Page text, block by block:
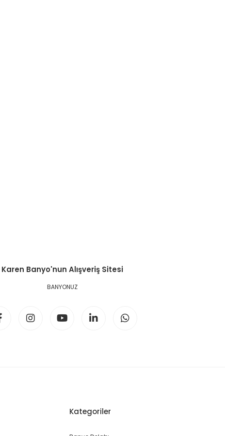
Karen Banyo'nun Alışveriş Sitesi
BANYONUZ
Kategoriler